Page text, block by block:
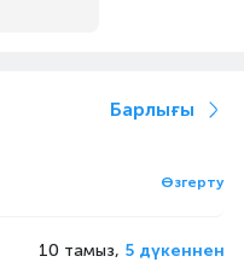
Барлығы
Өзгерту
10 тамыз, 5 дүкеннен